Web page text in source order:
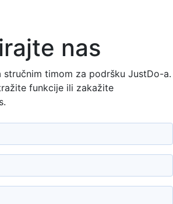
nas
stručnim timom za podršku JustDo-a.
funkcije ili zakažite